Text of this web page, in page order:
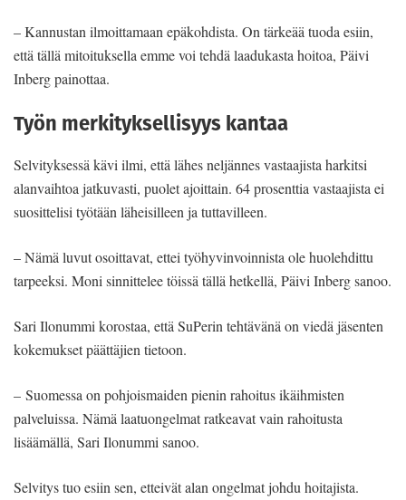
– Kannustan ilmoittamaan epäkohdista. On tärkeää tuoda esiin,
että tällä mitoituksella emme voi tehdä laadukasta hoitoa, Päivi
Inberg painottaa.
Työn merkityksellisyys kantaa
Selvityksessä kävi ilmi, että lähes neljännes vastaajista harkitsi
alanvaihtoa jatkuvasti, puolet ajoittain. 64 prosenttia vastaajista ei
suosittelisi työtään läheisilleen ja tuttavilleen.
– Nämä luvut osoittavat, ettei työhyvinvoinnista ole huolehdittu
tarpeeksi. Moni sinnittelee töissä tällä hetkellä, Päivi Inberg sanoo.
Sari Ilonummi korostaa, että SuPerin tehtävänä on viedä jäsenten
kokemukset päättäjien tietoon.
– Suomessa on pohjoismaiden pienin rahoitus ikäihmisten
palveluissa. Nämä laatuongelmat ratkeavat vain rahoitusta
lisäämällä, Sari Ilonummi sanoo.
Selvitys tuo esiin sen, etteivät alan ongelmat johdu hoitajista.